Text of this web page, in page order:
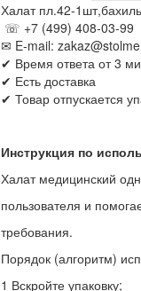
Халат пл.42-
☏ +7 (499) 408-03-99
✉ E-mail:
✔ Время ответа от 3
✔ Есть доставка
✔ Товар отпускается
Инструкция по
Халат медицинский
пользователя и
требования.
Порядок (алгоритм)
1 Вскройте упаковку;